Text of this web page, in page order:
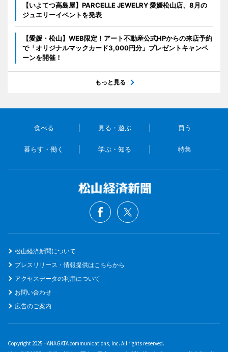
【いよてつ高島屋】PARCELLE JEWELRY 愛媛松山店、8月の
ジュエリーイベントを発表
【愛媛・松山】WEB限定！アート不動産公式HPからの来店予約
で「オリジナルマックカード3,000円分」プレゼントキャンペ
ーンを開催！
もっと見る
食べる 見る・遊ぶ 買う
暮らす・働く 学ぶ・知る 特集
松山経済新聞について
プレスリリース・情報提供はこちらから
アクセスデータの利用について
お問い合わせ
広告のご案内
Copyright 2025 HANAGATA communications, Inc. All rights reserved.